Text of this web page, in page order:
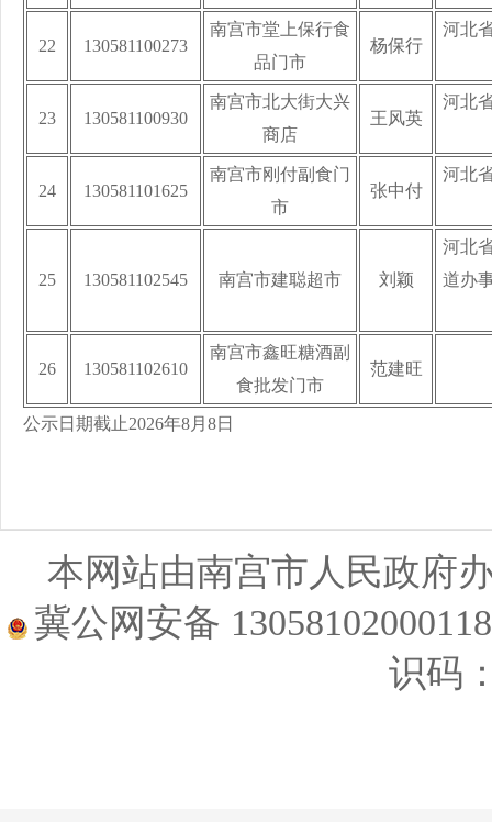
22 130581100273
南宫市堂上保行食
品门市
杨保行
河北
23 130581100930
南宫市北大街大兴
商店
王风英
河北
24 130581101625
南宫市刚付副食门
市
张中付
河北
25 130581102545 南宫市建聪超市 刘颖
河北
道办
26 130581102610
南宫市鑫旺糖酒副
食批发门市
范建旺
公示日期截止2026年8月8日
本网站由南宫市人民政
冀公网安备
识码